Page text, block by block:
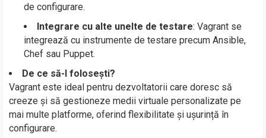
de configurare.
Integrare cu alte unelte de testare: Vagrant se
integrează cu instrumente de testare precum Ansible,
Chef sau Puppet.
De ce să-l folosești?
Vagrant este ideal pentru dezvoltatorii care doresc să
creeze și să gestioneze medii virtuale personalizate pe
mai multe platforme, oferind flexibilitate și ușurință în
configurare.